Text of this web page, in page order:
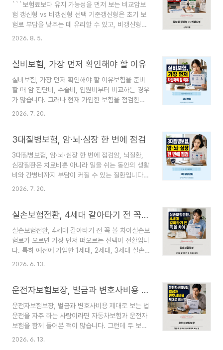
액에서 자기부담률 또는 최소 공제금액을 뺀 금액이
지급 대상이 됩니다. 가장 먼저 확인할 것은 가입일
입니다. 1세대부터 5세대까지 공제방식과 보장한도
가 다르므로 다른 사람의 지급 사례를 본인의 계약
RELATED CONTENT함께 읽으면 좋은 글 ✓ 암
보험 무료상담 신청..
```보험료보다 유지 가능성을 먼저 보는 비교암보
험 갱신형 vs 비갱신형 선택 기준갱신형은 초기 보
험료 부담을 낮추는 데 유리할 수 있고, 비갱신형은
장기간 보험료 지출을 예측하기 쉽습니다. 어느 방
험을 비교할 때 월보험료만 보면 갱신형이 더 매력
않는다는 설명만 들으면 비갱신형이 항상 유리한 것
처럼 느껴질 수 있습니다.```핵심은 같은 보장금액
을 몇 년 동안 유지할 것인지입니다. 짧은 기간 보장
을 보완하려면 갱신형이 효율적일 수 있지만, 고령
입 종료 시점을 함께 계산해야 합니다. RELATED
CONTENT함께..
2026. 8. 5.
실비보험, 가장 먼저 확인해야 할 이유
실비보험, 가장 먼저 확인해야 할 이유보험을 준비
할 때 암 진단비, 수술비, 입원비부터 비교하는 경우
가 많습니다. 그러나 현재 가입한 보험을 점검한다
면 가장 먼저 확인할 항목은 흔히 실비보험이라고
하고도 본인이 실제로 부담한 의료비를 약관 범위에
단비와 달리 일상적인 입원·통원 치료비를 폭넓게
확인하는 보험이라는 점에서 기본적인 의료비 보장
역할을 합니다. 👉 실비보험비교사이트 상담신청
👉 암보험비교사이트 상담신청 다만 병원비 전액을
여 구분, 특약 선택, 자기부담금과 보장 제외항목에
따라 지급액이 달..
2026. 7. 20.
3대질병보험, 암·뇌·심장 한 번에 점검
3대질병보험, 암·뇌·심장 한 번에 점검암, 뇌질환,
심장질환은 치료비뿐 아니라 일을 쉬는 동안의 생활
비와 간병비까지 부담이 커질 수 있는 질환입니다.
이 세 영역을 묶어 준비하는 보험을 흔히 3대질병보
급성심근경색증처럼 비교적 좁은 범위만 보장하고,
으로 구성합니다. 암도 일반암, 소액암, 유사암의 구
분에 따라 같은 진단을 받아도 지급되는 금액이 달
라질 수 있습니다. 👉 암보험비교사이트 상담신청
👉 실비보험비교사이트 상담신청 따라서 월 보험료
지급 여부, 면책·감액기간, 갱신조건과 현재 부족한
진단비를..
2026. 7. 20.
실손보험전환, 4세대 갈아타기 전 꼭 볼 차이
실손보험전환, 4세대 갈아타기 전 꼭 볼 차이실손보
험료가 오르면 가장 먼저 떠오르는 선택이 전환입니
다. 특히 예전에 가입한 1세대, 2세대, 3세대 실손
보험을 갖고 있다면 4세대 실손보험으로 갈아타면
정할 일이 아닙니다. 4세대 실손보험은 기존 실손보
통원 공제금액이 높아지고 비급여 이용량에 따라 보
험료가 할인되거나 할증되는 구조가 들어갔습니다.
병원을 거의 이용하지 않는 사람에게는 보험료 부담
을 줄이는 선택이 될 수 있지만, 비급여 치료를 자주
2026. 6. 13.
운전자보험보장, 벌금과 변호사비용 제대로 보는 법
운전자보험보장, 벌금과 변호사비용 제대로 보는 법
운전을 자주 하는 사람이라면 자동차보험과 운전자
보험을 함께 들어본 적이 많습니다. 그런데 두 보험
의 역할을 정확히 구분하지 못하면 필요한 보장은
2026. 6. 13.